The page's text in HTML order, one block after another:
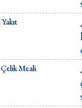
Meali